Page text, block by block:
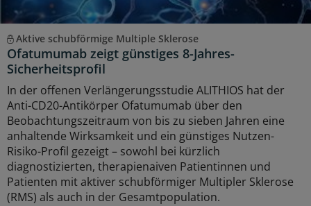
Aktive schubförmige Multiple Sklerose
Ofatumumab zeigt günstiges 8-Jahres-
Sicherheitsprofil
In der offenen Verlängerungsstudie ALITHIOS hat der
Anti-CD20-Antikörper Ofatumumab über den
Beobachtungszeitraum von bis zu sieben Jahren eine
anhaltende Wirksamkeit und ein günstiges Nutzen-
Risiko-Profil gezeigt – sowohl bei kürzlich
diagnostizierten, therapienaiven Patientinnen und
Patienten mit aktiver schubförmiger Multipler Sklerose
(RMS) als auch in der Gesamtpopulation.